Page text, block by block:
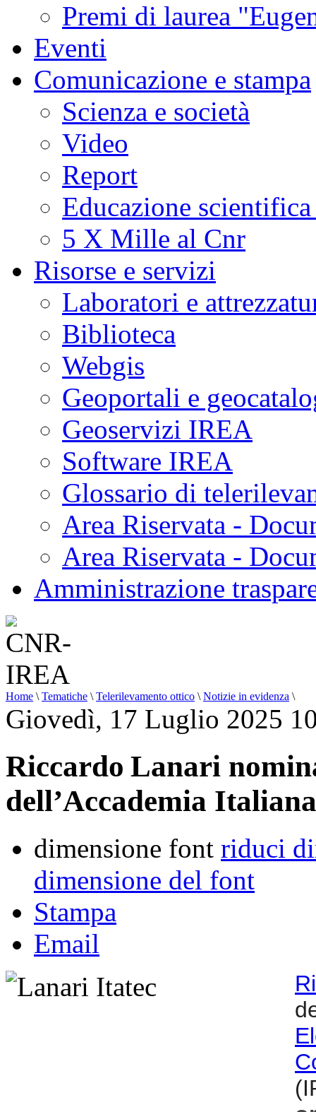
Premi di laurea
Eventi
Comunicazione e stampa
Scienza e società
Video
Report
Educazione
5 X Mille al Cnr
Risorse e servizi
Laboratori e
Biblioteca
Webgis
Geoportali e
Geoservizi IREA
Software IREA
Glossario di
Area Riservata -
Area Riservata -
Amministrazione
Home \ Tematiche \ Telerilevamento ottico \ Notizie in evidenza \
Giovedì, 17 Luglio 2025
Riccardo Lanari
dell’Accademia
dimensione font riduci
dimensione del font
Stampa
Email